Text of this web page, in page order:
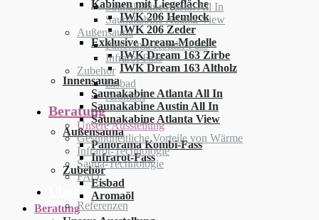
Saunakabine Austin All In
Saunakabine Atlanta View
Außensauna
Panorama Kombi-Fass
Infrarot-Fass
Zubehör
Eisbad
Aromaöl
Beratung
Unsere Ausstellung
Gesundheitliche Vorteile von Wärme
Infrarot-Technologie
Sauna-Technologie
FAQ
Über uns
Referenzen
Kabinen mit Liegefläche
IWK 206 Hemlock
IWK 206 Zeder
Exklusive Dream-Modelle
IWK Dream 163 Zirbe
IWK Dream 163 Altholz
Innensauna
Saunakabine Atlanta All In
Saunakabine Austin All In
Saunakabine Atlanta View
Außensauna
Panorama Kombi-Fass
Infrarot-Fass
Zubehör
Eisbad
Aromaöl
Beratung